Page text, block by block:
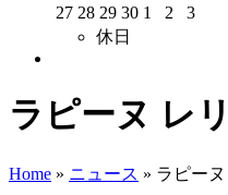
27 28 29 30 1 2
3
休日
ラピーヌ レ
Home » ニュース » ラピー